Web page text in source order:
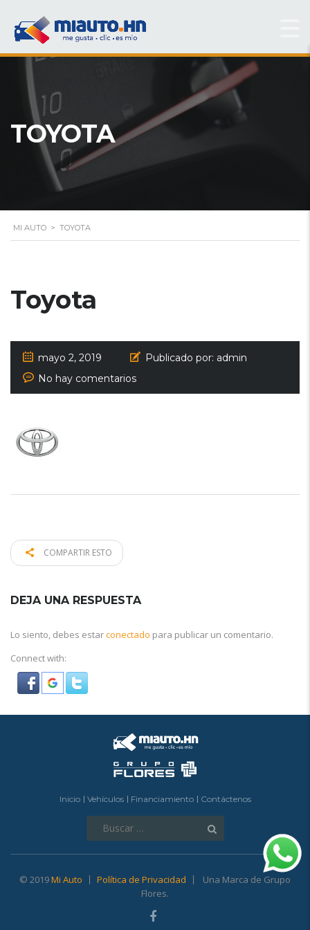
TOYOTA
MI AUTO > TOYOTA
Toyota
mayo 2, 2019 Publicado por: admin
No hay comentarios
COMPARTIR ESTO
DEJA UNA RESPUESTA
Lo siento, debes estarconectado para publicar un comentario.
Connect with:
Inicio Vehículos Financiamiento Contáctenos
© 2019Mi Auto Política de Privacidad
Una Marca de Grupo
Flores.